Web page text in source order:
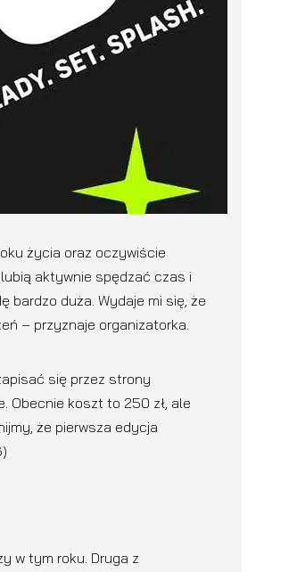
życia oraz oczywiście
aktywnie spędzać czas i
bardzo duża. Wydaje mi się, że
– przyznaje organizatorka.
się przez strony
Obecnie koszt to 250 zł, ale
że pierwsza edycja
w tym roku. Druga z